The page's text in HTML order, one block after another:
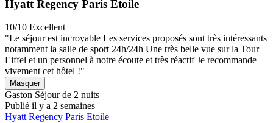
Hyatt Regency Paris Etoile
10/10 Excellent
"Le séjour est incroyable Les services proposés sont très intéressants
notamment la salle de sport 24h/24h Une très belle vue sur la Tour
Eiffel et un personnel à notre écoute et très réactif Je recommande
vivement cet hôtel !"
Masquer
Gaston Séjour de 2 nuits
Publié il y a 2 semaines
Hyatt Regency Paris Etoile